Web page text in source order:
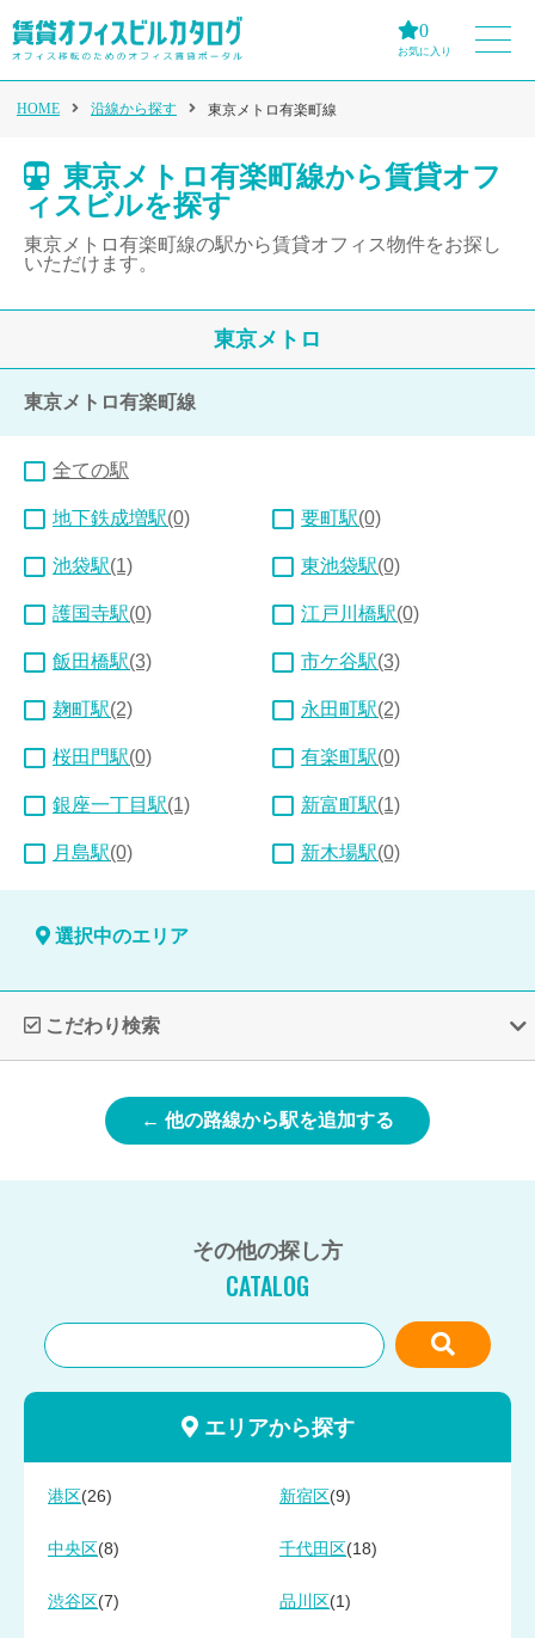
0
お気に入り
HOME 沿線から探す 東京メトロ有楽町線
東京メトロ有楽町線から賃貸オフ
ィスビルを探す
東京メトロ有楽町線の駅から賃貸オフィス物件をお探し
いただけます。
東京メトロ
東京メトロ有楽町線
全ての駅
地下鉄成増駅(0) 要町駅(0)
池袋駅(1) 東池袋駅(0)
護国寺駅(0) 江戸川橋駅(0)
飯田橋駅(3) 市ケ谷駅(3)
麹町駅(2) 永田町駅(2)
桜田門駅(0) 有楽町駅(0)
銀座一丁目駅(1) 新富町駅(1)
月島駅(0) 新木場駅(0)
選択中のエリア
こだわり検索
← 他の路線から駅を追加する
その他の探し方
CATALOG
エリアから探す
港区 (26) 新宿区 (9)
中央区 (8) 千代田区 (18)
渋谷区 (7) 品川区 (1)